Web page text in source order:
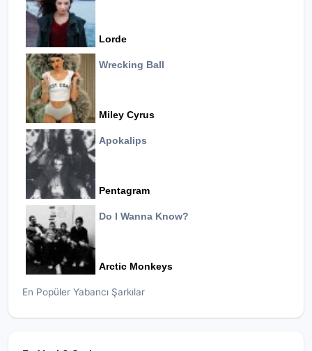
Lorde
Wrecking Ball
Miley Cyrus
Apokalips
Pentagram
Do I Wanna Know?
Arctic Monkeys
En Popüler Yabancı Şarkılar